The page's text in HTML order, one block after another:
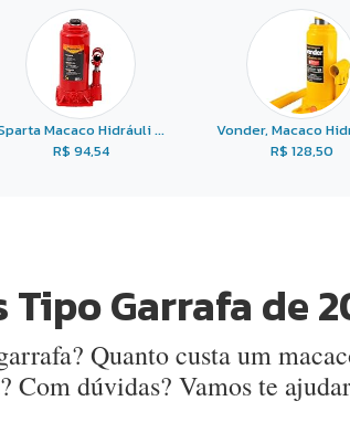
Macaco Hidráuli ...
R$ 94,54
Vonder, Macaco
R$ 128,50
Garrafa de
Quanto custa um
Com dúvidas? Vamos te